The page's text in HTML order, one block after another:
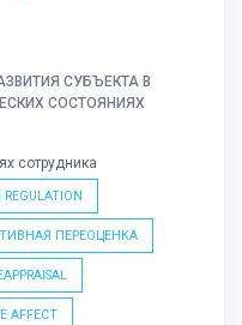
СУБЪЕКТА В
СОСТОЯНИЯХ
сотрудника
ПЕРЕОЦЕНКА
AFFECT